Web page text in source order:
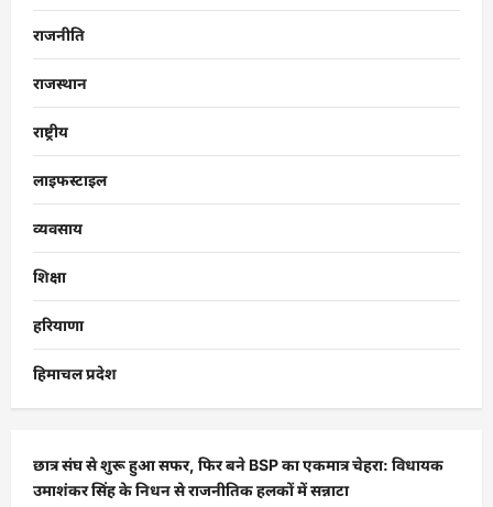
राजनीति
राजस्थान
राष्ट्रीय
लाइफस्टाइल
व्यवसाय
शिक्षा
हरियाणा
हिमाचल प्रदेश
छात्र संघ से शुरू हुआ सफर, फिर बने BSP का एकमात्र चेहरा: विधायक
उमाशंकर सिंह के निधन से राजनीतिक हलकों में सन्नाटा